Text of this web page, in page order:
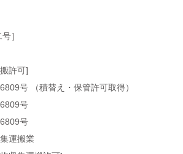
］
許可]
号 （積替え・保管許可取得）
号
号
運搬業